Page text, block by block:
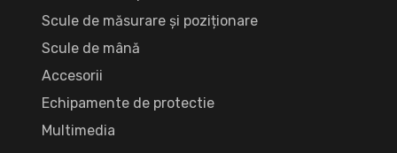
Scule de măsurare și poziționare
Scule de mână
Accesorii
Echipamente de protectie
Multimedia